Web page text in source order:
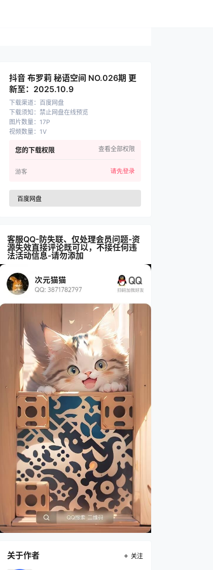
抖音 布罗莉 秘语空间 NO.026期 更
新至：2025.10.9
下载渠道： 百度网盘
下载须知 ： 禁止网盘在线预览
图片数量： 17P
视频数量： 1V
您的下载权限 查看全部权限
游客 请先登录
百度网盘
客服QQ-防失联、仅处理会员问题-资
源失效直接评论既可以，不接任何违
法活动信息-请勿添加
关于作者 关注